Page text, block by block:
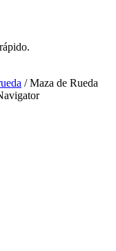
/Maza de Rueda